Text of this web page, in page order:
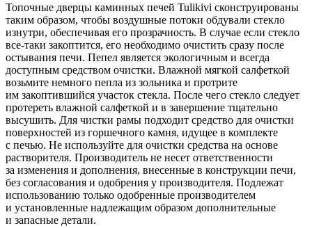
Топочные дверцы каминных печей Tulikivi сконструированы
таким образом, чтобы воздушные потоки обдували стекло
изнутри, обеспечивая его прозрачность. В случае если стекло
все-таки закоптится, его необходимо очистить сразу после
остывания печи. Пепел является экологичным и всегда
доступным средством очистки. Влажной мягкой салфеткой
возьмите немного пепла из зольника и протрите
им закоптившийся участок стекла. После чего стекло следует
протереть влажной салфеткой и в завершение тщательно
высушить. Для чистки рамы подходит средство для очистки
поверхностей из горшечного камня, идущее в комплекте
с печью. Не используйте для очистки средства на основе
растворителя. Производитель не несет ответственности
за изменения и дополнения, внесенные в конструкции печи,
без согласования и одобрения у производителя. Подлежат
использованию только одобренные производителем
и установленные надлежащим образом дополнительные
и запасные детали.